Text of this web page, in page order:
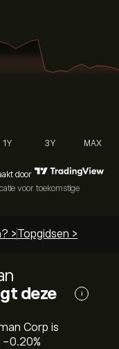
1Y 3Y MAX
door
voor toekomstige
>Topgidsen >
deze
i
Corp is
‎-0.20‎%